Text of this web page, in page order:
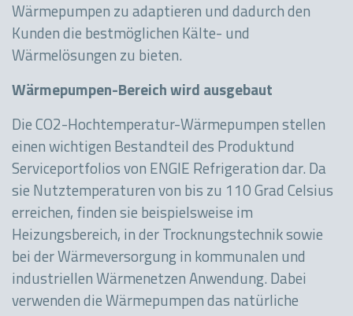
Wärmepumpen zu adaptieren und dadurch den
Kunden die bestmöglichen Kälte- und
Wärmelösungen zu bieten.
Wärmepumpen-Bereich wird ausgebaut
Die CO2-Hochtemperatur-Wärmepumpen stellen
einen wichtigen Bestandteil des Produktund
Serviceportfolios von ENGIE Refrigeration dar. Da
sie Nutztemperaturen von bis zu 110 Grad Celsius
erreichen, finden sie beispielsweise im
Heizungsbereich, in der Trocknungstechnik sowie
bei der Wärmeversorgung in kommunalen und
industriellen Wärmenetzen Anwendung. Dabei
verwenden die Wärmepumpen das natürliche